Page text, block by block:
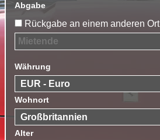
Abgabe
Rückgabe an einem anderen Ort
Währung
Wohnort
Alter